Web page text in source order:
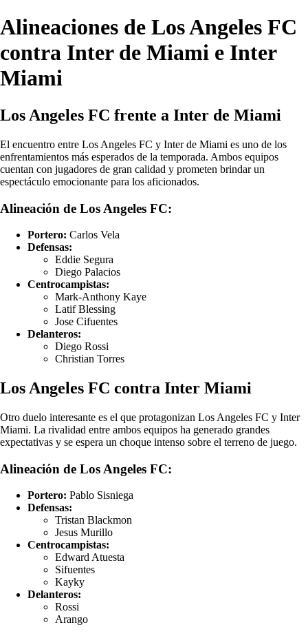
Alineaciones de Los Angeles FC
contra Inter de Miami e Inter
Miami
Los Angeles FC frente a Inter de Miami
El encuentro entre Los Angeles FC y Inter de Miami es uno de los
enfrentamientos más esperados de la temporada. Ambos equipos
cuentan con jugadores de gran calidad y prometen brindar un
espectáculo emocionante para los aficionados.
Alineación de Los Angeles FC:
Portero: Carlos Vela
Defensas:
Eddie Segura
Diego Palacios
Centrocampistas:
Mark-Anthony Kaye
Latif Blessing
Jose Cifuentes
Delanteros:
Diego Rossi
Christian Torres
Los Angeles FC contra Inter Miami
Otro duelo interesante es el que protagonizan Los Angeles FC y Inter
Miami. La rivalidad entre ambos equipos ha generado grandes
expectativas y se espera un choque intenso sobre el terreno de juego.
Alineación de Los Angeles FC:
Portero: Pablo Sisniega
Defensas:
Tristan Blackmon
Jesus Murillo
Centrocampistas:
Edward Atuesta
Sifuentes
Kayky
Delanteros:
Rossi
Arango